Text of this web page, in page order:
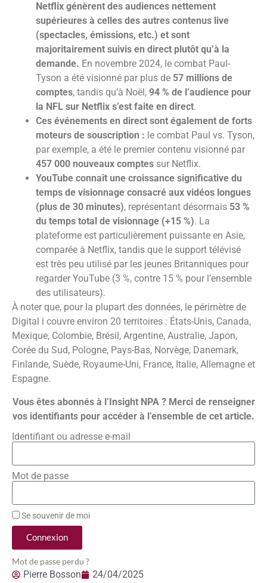
Netflix génèrent des audiences nettement
supérieures à celles des autres contenus live
(spectacles, émissions, etc.) et sont
majoritairement suivis en direct plutôt qu’à la
demande. En novembre 2024, le combat Paul-
Tyson a été visionné par plus de 57 millions de
comptes, tandis qu’à Noël, 94 % de l’audience pour
la NFL sur Netflix s’est faite en direct.
Ces événements en direct sont également de forts
moteurs de souscription : le combat Paul vs. Tyson,
par exemple, a été le premier contenu visionné par
457 000 nouveaux comptes sur Netflix.
YouTube connaît une croissance significative du
temps de visionnage consacré aux vidéos longues
(plus de 30 minutes), représentant désormais 53 %
du temps total de visionnage (+15 %). La
plateforme est particulièrement puissante en Asie,
comparée à Netflix, tandis que le support télévisé
est très peu utilisé par les jeunes Britanniques pour
regarder YouTube (3 %, contre 15 % pour l’ensemble
des utilisateurs).
À noter que, pour la plupart des données, le périmètre de
Digital i couvre environ 20 territoires : États-Unis, Canada,
Mexique, Colombie, Brésil, Argentine, Australie, Japon,
Corée du Sud, Pologne, Pays-Bas, Norvège, Danemark,
Finlande, Suède, Royaume-Uni, France, Italie, Allemagne et
Espagne.
Vous êtes abonnés à l’Insight NPA ? Merci de renseigner
vos identifiants pour accéder à l’ensemble de cet article.
Identifiant ou adresse e-mail
Mot de passe
Se souvenir de moi
Connexion
Mot de passe perdu ?
Pierre Bosson 24/04/2025